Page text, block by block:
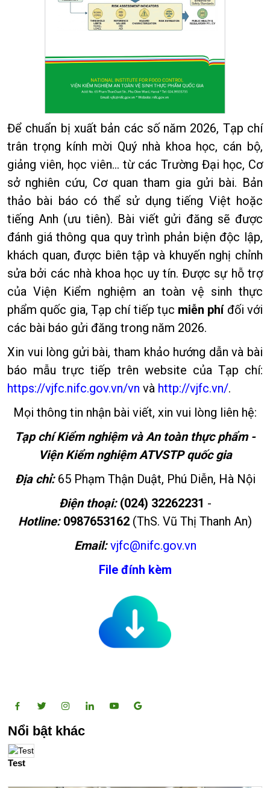
Để chuẩn bị xuất bản các số năm 2026, Tạp chí
trân trọng kính mời Quý nhà khoa học, cán bộ,
giảng viên, học viên... từ các Trường Đại học, Cơ
sở nghiên cứu, Cơ quan tham gia gửi bài. Bản
thảo bài báo có thể sử dụng tiếng Việt hoặc
tiếng Anh (ưu tiên). Bài viết gửi đăng sẽ được
đánh giá thông qua quy trình phản biện độc lập,
khách quan, được biên tập và khuyến nghị chỉnh
sửa bởi các nhà khoa học uy tín. Được sự hỗ trợ
của Viện Kiểm nghiệm an toàn vệ sinh thực
phẩm quốc gia, Tạp chí tiếp tục miễn phíđối với
các bài báo gửi đăng trong năm 2026.
Xin vui lòng gửi bài, tham khảo hướng dẫn và bài
báo mẫu trực tiếp trên website của Tạp chí:
https://vjfc.nifc.gov.vn/vn và http://vjfc.vn/.
Mọi thông tin nhận bài viết, xin vui lòng liên hệ:
Tạp chí Kiểm nghiệm và An toàn thực phẩm -
Viện Kiểm nghiệm ATVSTP quốc gia
Địa chỉ:65 Phạm Thận Duật, Phú Diễn, Hà Nội
Điện thoại: (024) 32262231 -
Hotline: 0987653162 (ThS. Vũ Thị Thanh An)
Email: vjfc@nifc.gov.vn
File đính kèm
Nổi bật khác
Test